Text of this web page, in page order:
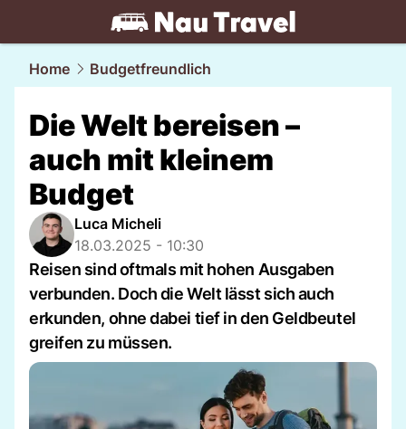
travel.NAU.ch
Home Budgetfreundlich
Die Welt bereisen –
auch mit kleinem
Budget
Luca Micheli
18.03.2025 - 10:30
Reisen sind oftmals mit hohen Ausgaben
verbunden. Doch die Welt lässt sich auch
erkunden, ohne dabei tief in den Geldbeutel
greifen zu müssen.